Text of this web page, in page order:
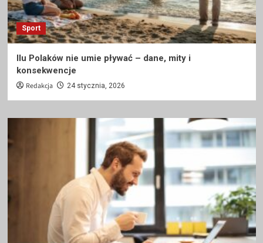
Sport
Ilu Polaków nie umie pływać – dane, mity i
konsekwencje
Redakcja 24 stycznia, 2026